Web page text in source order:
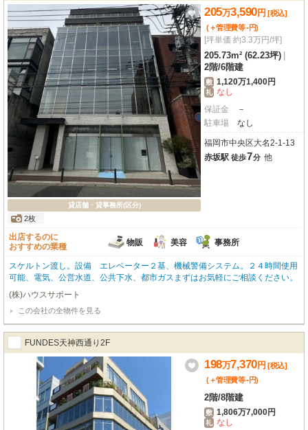
貸店舗・貸事務所(区分)
2枚
205万3,590円 [税込]
(＋管理費等-円)
[坪単価 約3.3万円/坪]
205.73m² (62.23坪)
2階/6階建
敷 1,120万1,400円
礼 なし
保証金
－
駐車場
なし
福岡市中央区大名2-1-13
赤坂駅 徒歩7分 他
出店するのに
おすすめの業種
物販 美容 事務所
スケルトン渡し。設備 エレベーター２基、機械警備システム。２４時間使用
可能、電気、公営水道、公共下水、都市ガスまずはお気軽にご相談ください。
(株)ハウスサポート
この会社の全物件を見る
FUNDES天神西通り2F
198万7,370円 [税込]
(＋管理費等-円)
2階/8階建
敷 1,806万7,000円
礼 なし